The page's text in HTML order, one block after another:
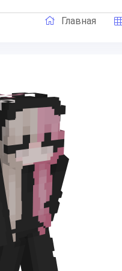
Главная